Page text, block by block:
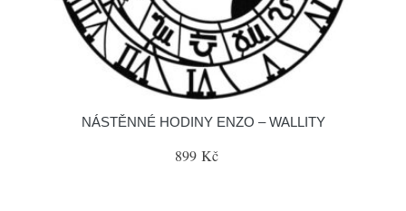
NÁSTĚNNÉ HODINY ENZO – WALLITY
899 Kč